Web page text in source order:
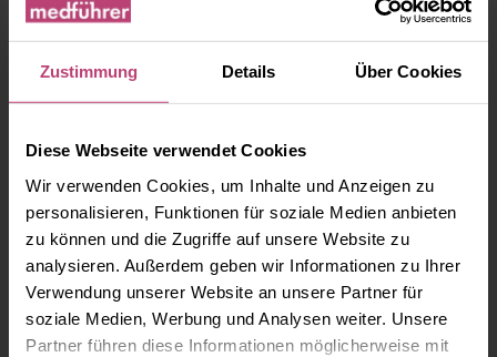
Zustimmung Details Über Cookies
Diese Webseite verwendet Cookies
Wir verwenden Cookies, um Inhalte und Anzeigen zu
personalisieren, Funktionen für soziale Medien anbieten
zu können und die Zugriffe auf unsere Website zu
analysieren. Außerdem geben wir Informationen zu Ihrer
Verwendung unserer Website an unsere Partner für
soziale Medien, Werbung und Analysen weiter. Unsere
Partner führen diese Informationen möglicherweise mit